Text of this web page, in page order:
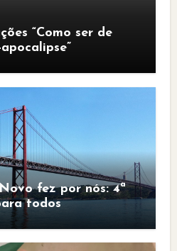
“Como ser de
fez por nós: 4ª
todos